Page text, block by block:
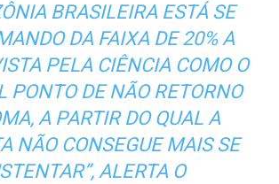
BRASILEIRA ESTÁ SE
DA FAIXA DE 20% A
PELA CIÊNCIA COMO O
PONTO DE NÃO RETORNO
A PARTIR DO QUAL A
NÃO CONSEGUE MAIS SE
ALERTA O